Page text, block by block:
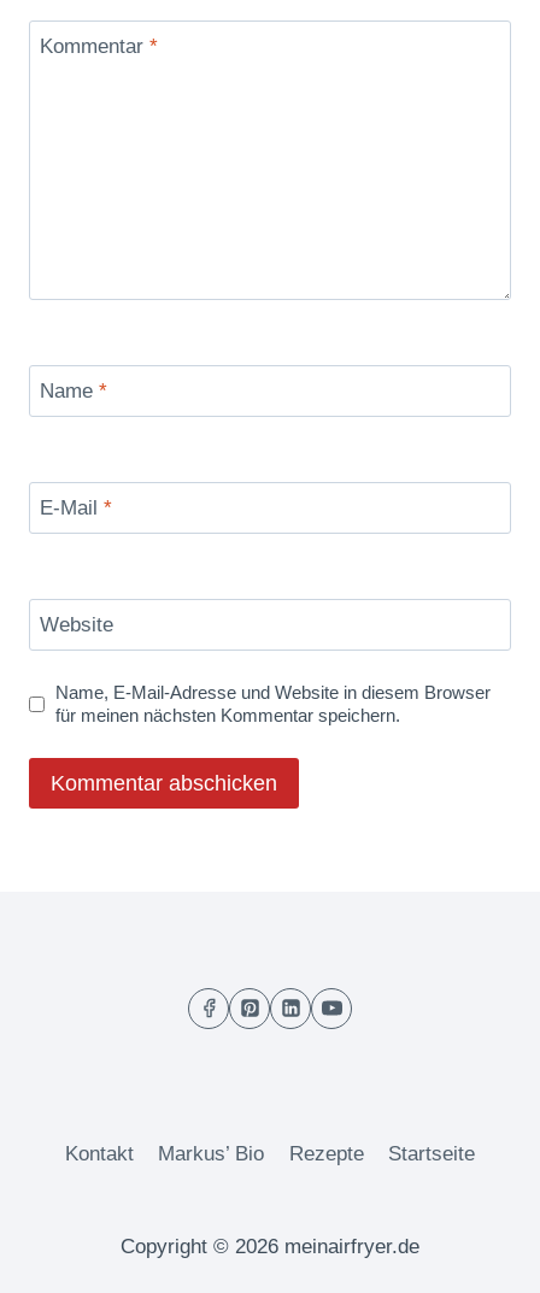
Kommentar *
Name *
E-Mail *
Website
Name, E-Mail-Adresse und Website in diesem Browser
für meinen nächsten Kommentar speichern.
Kontakt Markus’ Bio Rezepte Startseite
Copyright © 2026 meinairfryer.de